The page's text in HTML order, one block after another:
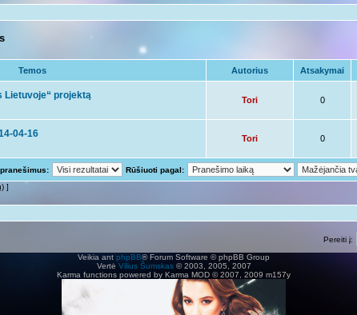
Temos Autorius Atsakymai
Lietuvoje“ projektą Tori 0
04-16 Tori 0
Rūšiuoti pagal:
]
Pereiti į:
Veikia ant phpBB® Forum Software © phpBB Group
Vertė Vilius Šumskas© 2003, 2005, 2007
Karma functions powered by Karma MOD © 2007, 2009 m157y